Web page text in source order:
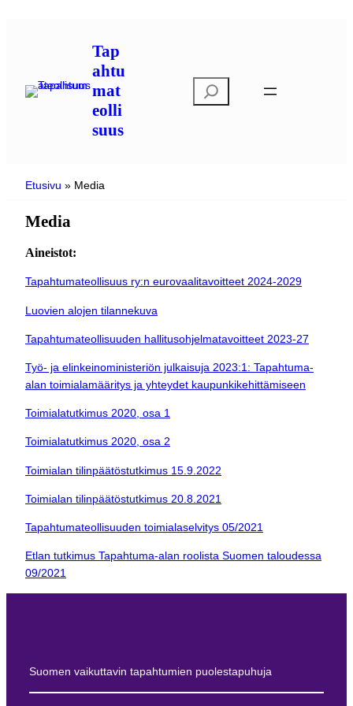
Tap
ahtu
mat
eolli
suus
t
Etusivu » Media
Media
Aineistot:
Tapahtumateollisuus ry:n eurovaalitavoitteet 2024-2029
Luovien alojen tilannekuva
Tapahtumateollisuuden hallitusohjelmatavoitteet 2023-27
Työ- ja elinkeinoministeriön julkaisuja 2023:1: Tapahtuma-
alan toimialamääritys ja yhteydet kaupunkikehittämiseen
Toimialatutkimus 2020, osa 1
Toimialatutkimus 2020, osa 2
Toimialan tilinpäätöstutkimus 15.9.2022
Toimialan tilinpäätöstutkimus 20.8.2021
Tapahtumateollisuuden toimialaselvitys 05/2021
Etlan tutkimus Tapahtuma-alan roolista Suomen taloudessa
09/2021
Suomen vaikuttavin tapahtumien puolestapuhuja